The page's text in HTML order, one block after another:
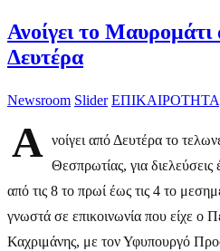
​Ανοίγει το
Δευτέρα
Newsroom Slider ΕΠΙΚΑΙΡΟΤΗΤΑ
Α νοίγει από Δευτέρα το
Θεσπρωτίας, για
από τις 8 το πρωί έως τις 4 το
γνωστά σε επικοινωνία που είχε ο
Καχριμάνης, με τον Υφυπουργό